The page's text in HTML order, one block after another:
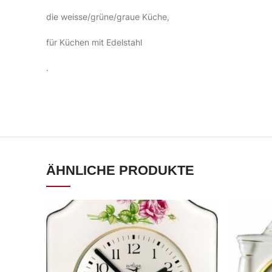
die weisse/grüne/graue Küche,
für Küchen mit Edelstahl
.
ÄHNLICHE PRODUKTE